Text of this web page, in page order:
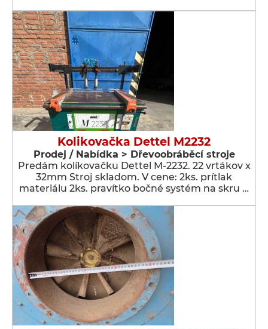
Kolikovačka Dettel M2232
Prodej / Nabídka > Dřevoobráběcí stroje
Predám kolíkovačku Dettel M-2232. 22 vrtákov x
32mm Stroj skladom. V cene: 2ks. prítlak
materiálu 2ks. pravítko bočné systém na skru …